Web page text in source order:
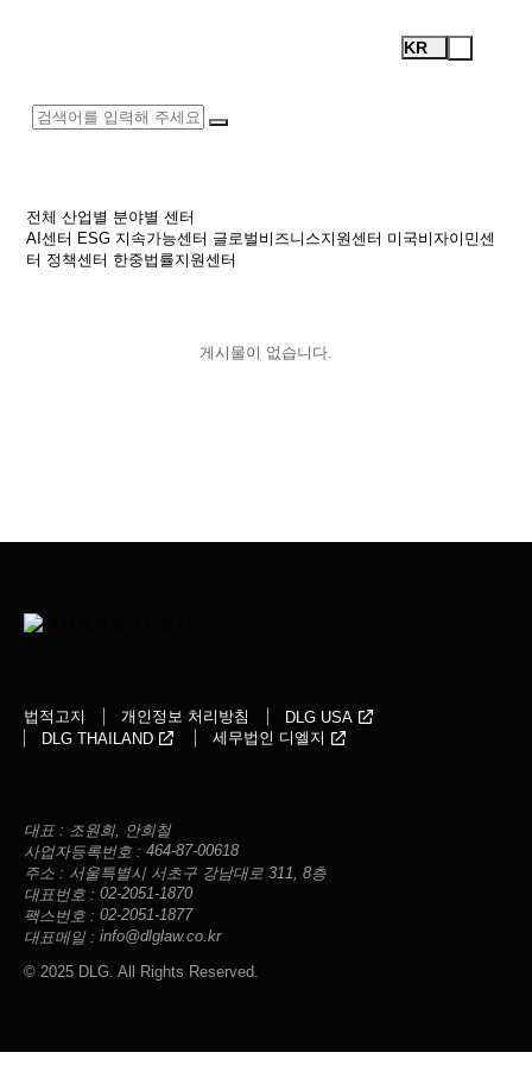
Logo
KR
전체 산업별 분야별 센터
AI센터 ESG 지속가능센터 글로벌비즈니스지원센터 미국비자이민센
터 정책센터 한중법률지원센터
게시물이 없습니다.
법적고지 개인정보 처리방침
DLG USA
DLG THAILAND
세무법인 디엘지
대표 : 조원희, 안희철
사업자등록번호 : 464-87-00618
주소 : 서울특별시 서초구 강남대로 311, 8층
대표번호 : 02-2051-1870
팩스번호 : 02-2051-1877
대표메일 : info@dlglaw.co.kr
© 2025 DLG. All Rights Reserved.